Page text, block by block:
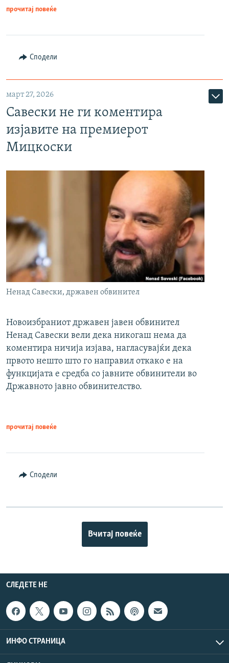
прочитај повеќе
Сподели
март 27, 2026
Савески не ги коментира
изјавите на премиерот
Мицкоски
Ненад Савески, државен обвинител
Новоизбраниот државен јавен обвинител
Ненад Савески вели дека никогаш нема да
коментира ничија изјава, нагласувајќи дека
првото нешто што го направил откако е на
функцијата е средба со јавните обвинители во
Државното јавно обвинителство.
прочитај повеќе
Сподели
Вчитај повеќе
СЛЕДЕТЕ НЕ
ИНФО СТРАНИЦА